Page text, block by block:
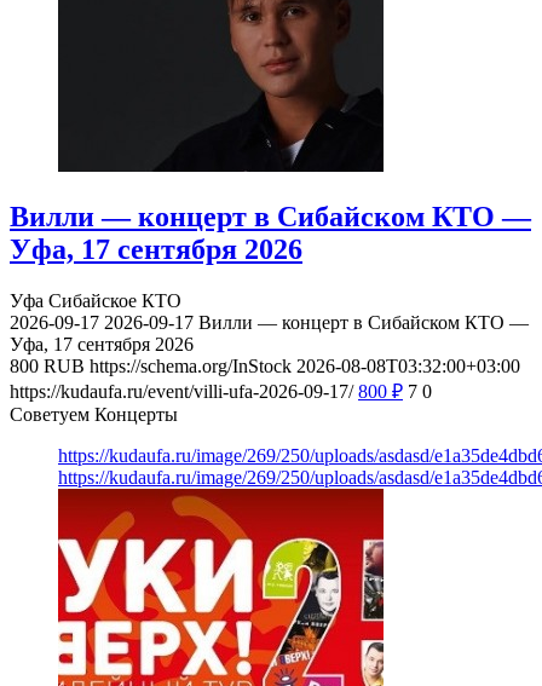
Вилли — концерт в Сибайском КТО —
Уфа, 17 сентября 2026
Уфа Сибайское КТО
2026-09-17 2026-09-17 Вилли — концерт в Сибайском КТО —
Уфа, 17 сентября 2026
800 RUB https://schema.org/InStock 2026-08-08T03:32:00+03:00
https://kudaufa.ru/event/villi-ufa-2026-09-17/ 800 ₽ 7 0
Советуем Концерты
https://kudaufa.ru/image/269/250/uploads/asdasd/
https://kudaufa.ru/image/269/250/uploads/asdasd/